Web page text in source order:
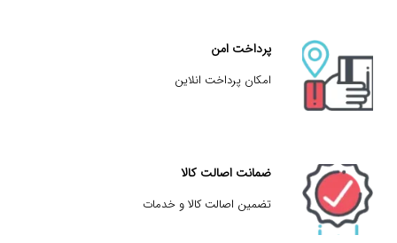
پرداخت امن
امکان پرداخت انلاین
ضمانت اصالت کالا
تضمین اصالت کالا و خدمات